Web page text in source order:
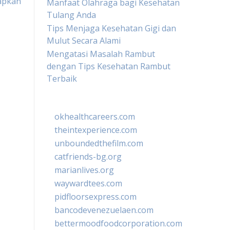
Manfaat Olahraga bagi Kesehatan
Tulang Anda
Tips Menjaga Kesehatan Gigi dan
Mulut Secara Alami
Mengatasi Masalah Rambut
dengan Tips Kesehatan Rambut
Terbaik
okhealthcareers.com
theintexperience.com
unboundedthefilm.com
catfriends-bg.org
marianlives.org
waywardtees.com
pidfloorsexpress.com
bancodevenezuelaen.com
bettermoodfoodcorporation.com